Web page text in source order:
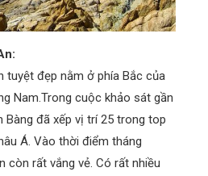
tuyệt đẹp nằm ở phía Bắc của
Nam.Trong cuộc khảo sát gần
Bàng đã xếp vị trí 25 trong top
Á. Vào thời điểm tháng
còn rất vắng vẻ. Có rất nhiều